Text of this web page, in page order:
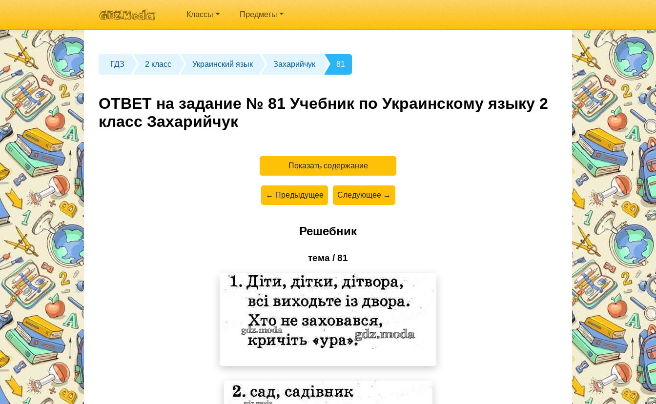
Классы Предметы
ГДЗ 2 класс Украинский язык Захарийчук 81
ОТВЕТ на задание № 81 Учебник по Украинскому языку 2
класс Захарийчук
Показать содержание
← Предыдущее Следующее →
Решебник
тема / 81